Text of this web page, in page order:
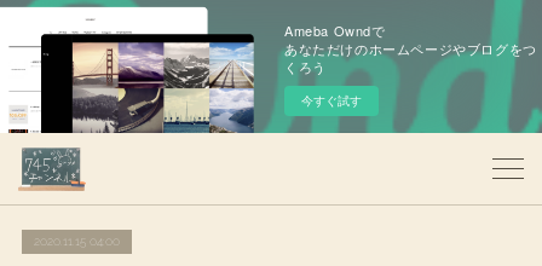
Ameba Owndで
あなただけのホームページやブログをつ
くろう
今すぐ試す
2020.11.15 04:00